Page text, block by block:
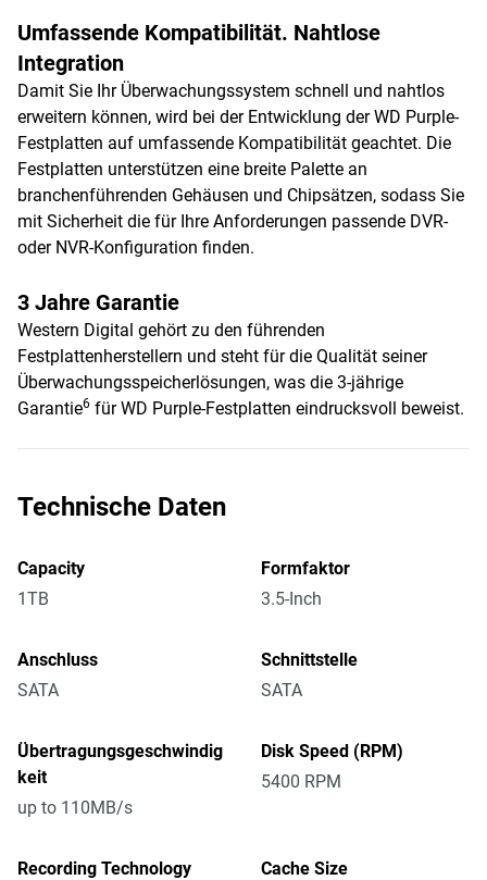
Umfassende Kompatibilität. Nahtlose
Integration
Damit Sie Ihr Überwachungssystem schnell und nahtlos
erweitern können, wird bei der Entwicklung der WD Purple-
Festplatten auf umfassende Kompatibilität geachtet. Die
Festplatten unterstützen eine breite Palette an
branchenführenden Gehäusen und Chipsätzen, sodass Sie
mit Sicherheit die für Ihre Anforderungen passende DVR-
oder NVR-Konfiguration finden.
3 Jahre Garantie
Western Digital gehört zu den führenden
Festplattenherstellern und steht für die Qualität seiner
Überwachungsspeicherlösungen, was die 3-jährige
Garantie6 für WD Purple-Festplatten eindrucksvoll beweist.
Technische Daten
Capacity
1TB
Formfaktor
3.5-Inch
Anschluss
SATA
Schnittstelle
SATA
Übertragungsgeschwindig
keit
up to 110MB/s
Disk Speed (RPM)
5400 RPM
Recording Technology
Cache Size